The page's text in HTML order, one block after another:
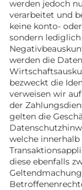
werden jedoch
verarbeitet und
keine konto-
sondern
werden die
bezweckt die
verweisen wir
der
gelten die
welche
diese ebenfalls